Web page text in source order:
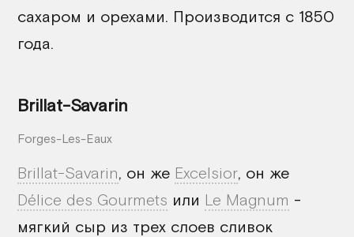
сахаром и орехами. Производится с 1850
года.
Brillat-Savarin
Forges-Les-Eaux
Brillat-Savarin, он же Excelsior, он же
Délice des Gourmets или Le Magnum -
мягкий сыр из трех слоев сливок